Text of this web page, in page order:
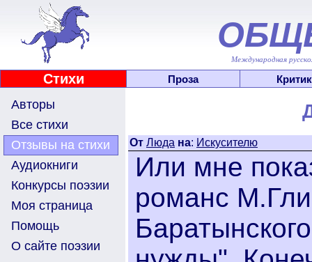
Международная
Стихи Проза
Авторы
Все стихи
Отзывы на стихи
Аудиокниги
Конкурсы поэзии
Моя страница
Помощь
О сайте поэзии
От Люда на: Искусителю
Или мне
романс